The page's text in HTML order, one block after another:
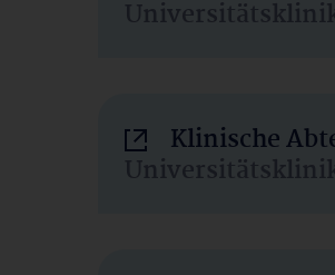
Klinische